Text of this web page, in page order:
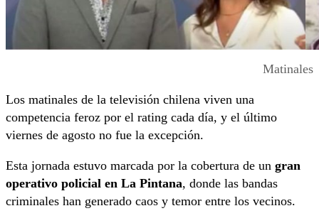
Matinales
Los matinales de la televisión chilena viven una
competencia feroz por el rating cada día, y el último
viernes de agosto no fue la excepción.
Esta jornada estuvo marcada por la cobertura de un gran
operativo policial en La Pintana, donde las bandas
criminales han generado caos y temor entre los vecinos.